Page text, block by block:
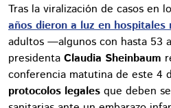
Tras la viralización de casos en
años dieron a luz en hospitales
adultos —algunos con hasta 53
presidenta Claudia Sheinbaum
conferencia matutina de este 4
protocolos legales que deben